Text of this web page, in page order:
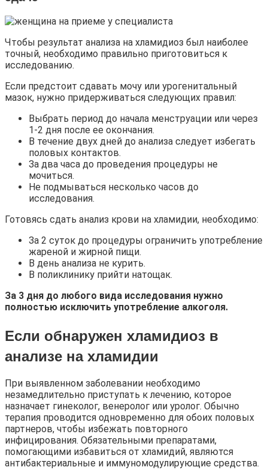
Чтобы результат анализа на хламидиоз был наиболее
точный, необходимо правильно приготовиться к
исследованию.
Если предстоит сдавать мочу или урогенитальный
мазок, нужно придерживаться следующих правил:
Выбрать период до начала менструации или через
1-2 дня после ее окончания.
В течение двух дней до анализа следует избегать
половых контактов.
За два часа до проведения процедуры не
мочиться.
Не подмываться несколько часов до
исследования.
Готовясь сдать анализ крови на хламидии, необходимо:
За 2 суток до процедуры ограничить употребление
жареной и жирной пищи.
В день анализа не курить.
В поликлинику прийти натощак.
За 3 дня до любого вида исследования нужно
полностью исключить употребление алкоголя.
Если обнаружен хламидиоз в
анализе на хламидии
При выявленном заболевании необходимо
незамедлительно приступать к лечению, которое
назначает гинеколог, венеролог или уролог. Обычно
терапия проводится одновременно для обоих половых
партнеров, чтобы избежать повторного
инфицирования. Обязательными препаратами,
помогающими избавиться от хламидий, являются
антибактериальные и иммуномодулирующие средства.